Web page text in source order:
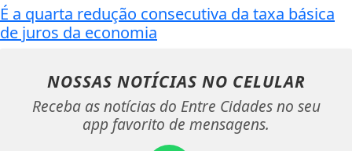
É a quarta redução consecutiva da taxa básica
de juros da economia
NOSSAS NOTÍCIAS NO CELULAR
Receba as notícias do Entre Cidades no seu
app favorito de mensagens.